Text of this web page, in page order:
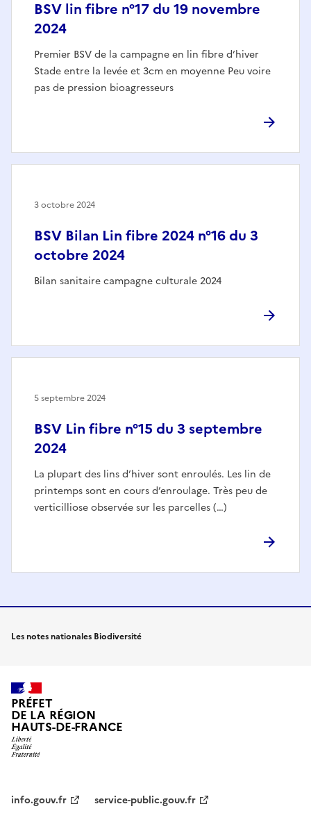
BSV lin fibre n°17 du 19 novembre
2024
Premier BSV de la campagne en lin fibre d’hiver
Stade entre la levée et 3cm en moyenne Peu voire
pas de pression bioagresseurs
BSV Bilan Lin fibre 2024 n°16 du 3
octobre 2024
Bilan sanitaire campagne culturale 2024
3 octobre 2024
BSV Lin fibre n°15 du 3 septembre
2024
La plupart des lins d’hiver sont enroulés. Les lin de
printemps sont en cours d’enroulage. Très peu de
verticilliose observée sur les parcelles (…)
5 septembre 2024
Les notes nationales Biodiversité
PRÉFET
DE LA RÉGION
HAUTS-DE-FRANCE
info.gouv.fr service-public.gouv.fr